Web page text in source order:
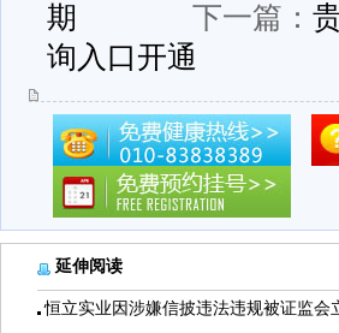
期
下一篇：
询入口开通
延伸阅读
恒立实业因涉嫌信披违法违规被证监会